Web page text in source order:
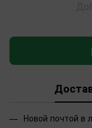
Новой почтой в